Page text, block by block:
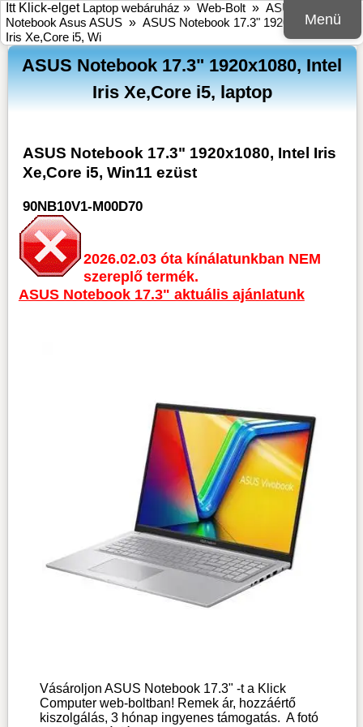
Menü
Itt Klick-elget Laptop webáruház » Web-Bolt » ASUS
Notebook Asus ASUS » ASUS Notebook 17.3" 1920x1080, Intel
Iris Xe,Core i5, Wi
ASUS Notebook 17.3" 1920x1080, Intel
Iris Xe,Core i5, laptop
ASUS Notebook 17.3" 1920x1080, Intel Iris
Xe,Core i5, Win11 ezüst
90NB10V1-M00D70
2026.02.03 óta kínálatunkban NEM
szereplő termék.
ASUS Notebook 17.3" aktuális ajánlatunk
Vásároljon ASUS Notebook 17.3" -t a Klick
Computer web-boltban! Remek ár, hozzáértő
kiszolgálás, 3 hónap ingyenes támogatás. A fotó